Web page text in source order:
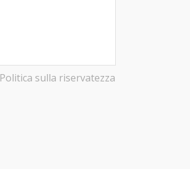
Politica sulla riservatezza